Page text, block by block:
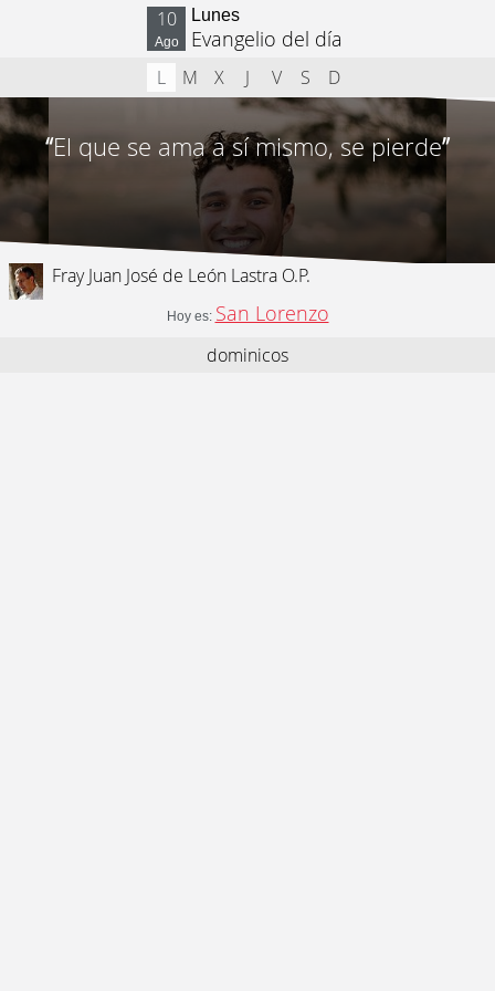
10
Ago
Lunes
Evangelio del día
L M X J V S D
“El que se ama a sí mismo, se pierde”
Fray Juan José de León Lastra O.P.
Hoy es: San Lorenzo
dominicos